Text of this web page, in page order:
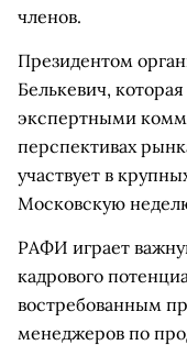
членов.
Президентом
Белькевич,
экспертными
перспективах
участвует в
Московскую
РАФИ играет
кадрового
востребованным
менеджеров по